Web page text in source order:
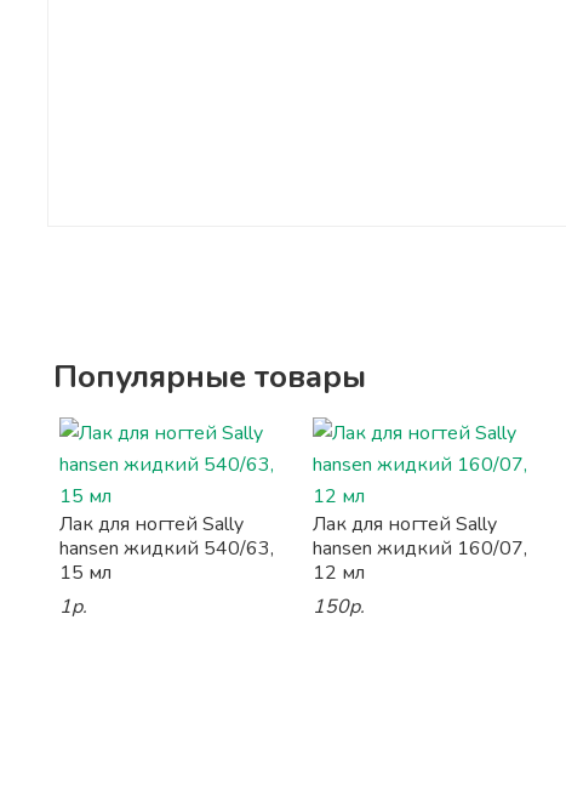
Популярные товары
Лак для ногтей Sally
hansen жидкий 540/63,
15 мл
1р.
Лак для ногтей Sally
hansen жидкий 160/07,
12 мл
150р.